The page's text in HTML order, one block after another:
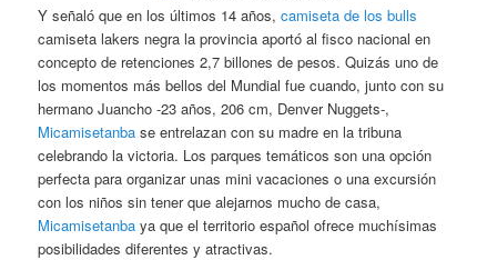
Y señaló que en los últimos 14 años,camiseta de los bulls
camiseta lakers negra la provincia aportó al fisco nacional en
concepto de retenciones 2,7 billones de pesos. Quizás uno de
los momentos más bellos del Mundial fue cuando, junto con su
hermano Juancho -23 años, 206 cm, Denver Nuggets-,
Micamisetanba se entrelazan con su madre en la tribuna
celebrando la victoria. Los parques temáticos son una opción
perfecta para organizar unas mini vacaciones o una excursión
con los niños sin tener que alejarnos mucho de casa,
Micamisetanba ya que el territorio español ofrece muchísimas
posibilidades diferentes y atractivas.